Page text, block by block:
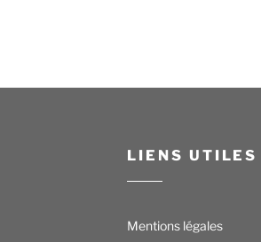
LIENS UTILES
Mentions légales